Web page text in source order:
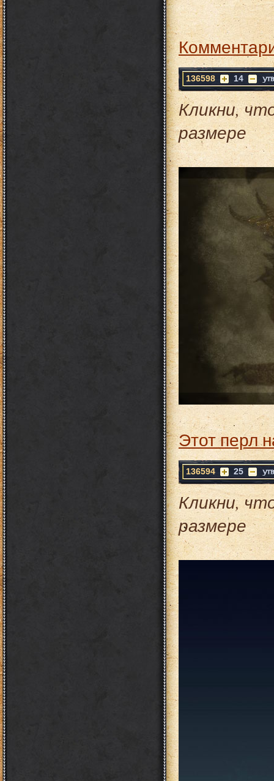
136598 14
Кликни,
размере
Этот перл
136594 25
Кликни,
размере